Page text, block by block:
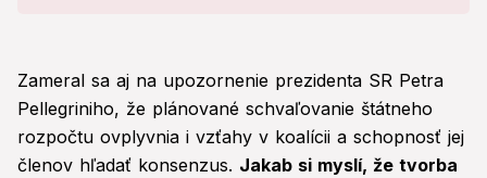
Zameral sa aj na upozornenie prezidenta SR Petra
Pellegriniho, že plánované schvaľovanie štátneho
rozpočtu ovplyvnia i vzťahy v koalícii a schopnosť jej
členov hľadať konsenzus. Jakab si myslí, že tvorba